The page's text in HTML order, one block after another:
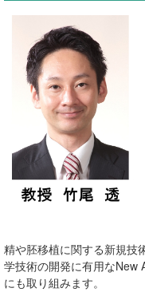
精や胚移植に関する新規技
学技術の開発に有用なNew
にも取り組みます。
客員
共同
ニュ
支援
動
遺伝
アイ